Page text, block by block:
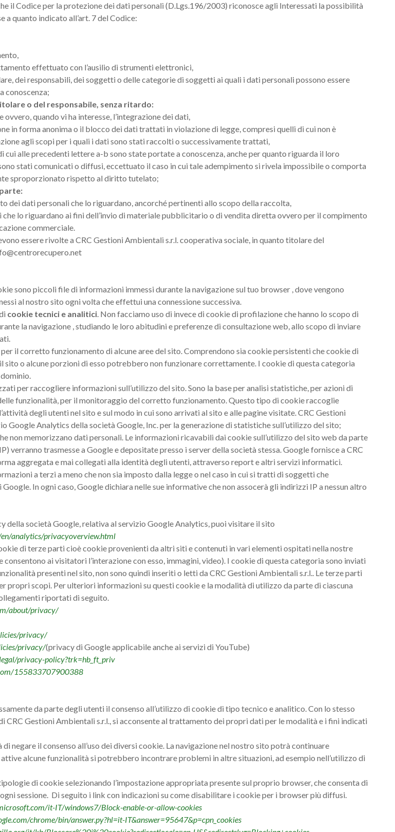
il Codice per la protezione dei dati personali (D.Lgs.196/2003) riconosce agli Interessati la possibilità
quanto indicato all’art. 7 del Codice:
effettuato con l’ausilio di strumenti elettronici,
dei responsabili, dei soggetti o delle categorie di soggetti ai quali i dati personali possono essere
conoscenza;
o del responsabile, senza ritardo:
quando vi ha interesse, l’integrazione dei dati,
in forma anonima o il blocco dei dati trattati in violazione di legge, compresi quelli di cui non è
agli scopi per i quali i dati sono stati raccolti o successivamente trattati,
cui alle precedenti lettere a-b sono state portate a conoscenza, anche per quanto riguarda il loro
stati comunicati o diffusi, eccettuato il caso in cui tale adempimento si rivela impossibile o comporta
sproporzionato rispetto al diritto tutelato;
dei dati personali che lo riguardano, ancorché pertinenti allo scopo della raccolta,
lo riguardano ai fini dell’invio di materiale pubblicitario o di vendita diretta ovvero per il compimento
commerciale.
essere rivolte a CRC Gestioni Ambientali s.r.l. cooperativa sociale, in quanto titolare del
sono piccoli file di informazioni immessi durante la navigazione sul tuo browser , dove vengono
al nostro sito ogni volta che effettui una connessione successiva.
cookie tecnici e analitici. Non facciamo uso di invece di cookie di profilazione che hanno lo scopo di
la navigazione , studiando le loro abitudini e preferenze di consultazione web, allo scopo di inviare
per il corretto funzionamento di alcune aree del sito. Comprendono sia cookie persistenti che cookie di
sito o alcune porzioni di esso potrebbero non funzionare correttamente. I cookie di questa categoria
per raccogliere informazioni sull’utilizzo del sito. Sono la base per analisi statistiche, per azioni di
funzionalità, per il monitoraggio del corretto funzionamento. Questo tipo di cookie raccoglie
degli utenti nel sito e sul modo in cui sono arrivati al sito e alle pagine visitate. CRC Gestioni
Google Analytics della società Google, Inc. per la generazione di statistiche sull’utilizzo del sito;
non memorizzano dati personali. Le informazioni ricavabili dai cookie sull’utilizzo del sito web da parte
verranno trasmesse a Google e depositate presso i server della società stessa. Google fornisce a CRC
aggregata e mai collegati alla identità degli utenti, attraverso report e altri servizi informatici.
a terzi a meno che non sia imposto dalla legge o nel caso in cui si tratti di soggetti che
In ogni caso, Google dichiara nelle sue informative che non assocerà gli indirizzi IP a nessun altro
della società Google, relativa al servizio Google Analytics, puoi visitare il sito
analytics/privacyoverview.html
di terze parti cioè cookie provenienti da altri siti e contenuti in vari elementi ospitati nella nostre
ai visitatori l’interazione con esso, immagini, video). I cookie di questa categoria sono inviati
presenti nel sito, non sono quindi inseriti o letti da CRC Gestioni Ambientali s.r.l.. Le terze parti
propri scopi. Per ulteriori informazioni su questi cookie e la modalità di utilizzo da parte di ciascuna
riportati di seguito.
about/privacy/
privacy/
privacy/(privacy di Google applicabile anche ai servizi di YouTube)
privacy-policy?trk=hb_ft_priv
155833707900388
da parte degli utenti il consenso all’utilizzo di cookie di tipo tecnico e analitico. Con lo stesso
CRC Gestioni Ambientali s.r.l., si acconsente al trattamento dei propri dati per le modalità e i fini indicati
di negare il consenso all’uso dei diversi cookie. La navigazione nel nostro sito potrà continuare
alcune funzionalità si potrebbero incontrare problemi in altre situazioni, ad esempio nell’utilizzo di
di cookie selezionando l’impostazione appropriata presente sul proprio browser, che consenta di
sessione. Di seguito i link con indicazioni su come disabilitare i cookie per i browser più diffusi.
it-IT/windows7/Block-enable-or-allow-cookies
chrome/bin/answer.py?hl=it-IT&answer=95647&p=cpn_cookies